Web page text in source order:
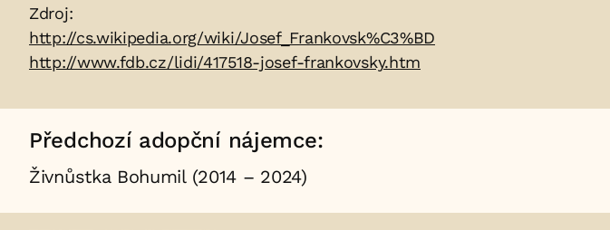
Zdroje:
Zdroj:
http://cs.wikipedia.org/wiki/Josef_Frankovsk%C3%BD
http://www.fdb.cz/lidi/417518-josef-frankovsky.htm
Předchozí adopční nájemce:
Živnůstka Bohumil (2014 – 2024)